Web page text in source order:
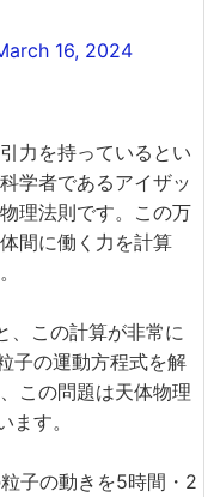
16, 2024
力を持っているとい
学者であるアイザッ
理法則です。この万
間に働く力を計算
、この計算が非常に
子の運動方程式を解
この問題は天体物理
す。
子の動きを5時間・2